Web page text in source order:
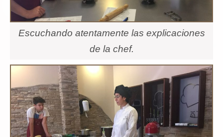
Escuchando atentamente las explicaciones
de la chef.